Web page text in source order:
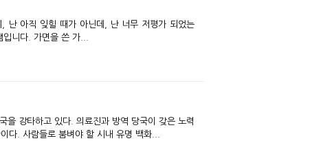
난 아직 잊힐 때가 아닌데, 난 너무 저평가 되었는
니다. 가면을 쓴 가...
강타하고 있다. 의료진과 방역 당국이 갖은 노력
다. 사람들로 붐벼야 할 시내 유명 백화...